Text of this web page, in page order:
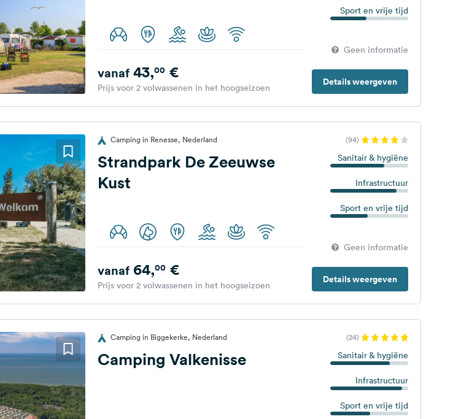
Sport en vrije tijd
Geen informatie
Details weergeven
vanaf43,00€
Prijs voor 2 volwassenen in het hoogseizoen
Camping in Renesse, Nederland (94)
Strandpark De Zeeuwse
Kust
Sanitair & hygiëne
Infrastructuur
Sport en vrije tijd
Geen informatie
Details weergeven
vanaf64,00€
Prijs voor 2 volwassenen in het hoogseizoen
Camping in Biggekerke, Nederland (24)
Camping Valkenisse Sanitair & hygiëne
Infrastructuur
Sport en vrije tijd